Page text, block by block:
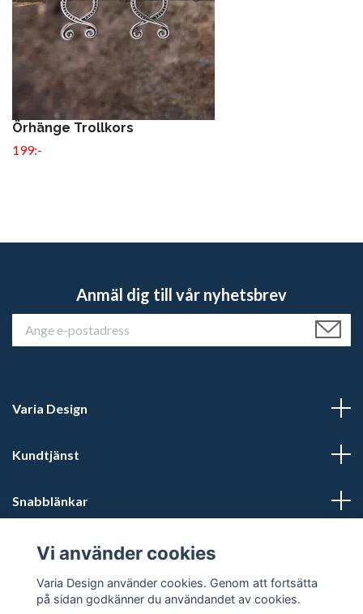
Örhänge Trollkors
199:-
Anmäl dig till vår nyhetsbrev
Varia Design
Kundtjänst
Snabblänkar
Sociala medier
Vi använder cookies
Varia Design använder cookies. Genom att fortsätta
på sidan godkänner du användandet av cookies.